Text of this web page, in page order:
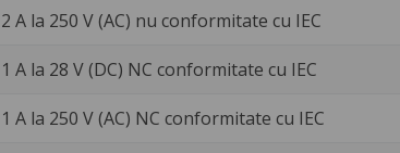
2 A la 250 V (AC) nu conformitate cu IEC
1 A la 28 V (DC) NC conformitate cu IEC
1 A la 250 V (AC) NC conformitate cu IEC